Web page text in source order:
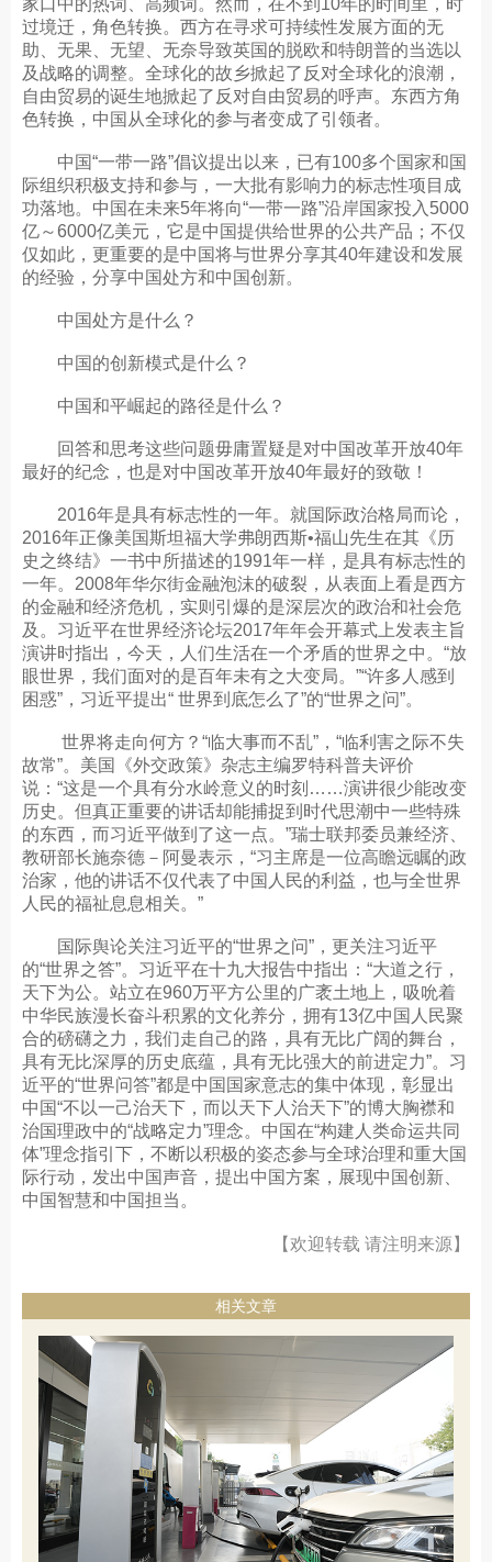
家口中的热词、高频词。然而，在不到10年的时间里，时
过境迁，角色转换。西方在寻求可持续性发展方面的无
助、无果、无望、无奈导致英国的脱欧和特朗普的当选以
及战略的调整。全球化的故乡掀起了反对全球化的浪潮，
自由贸易的诞生地掀起了反对自由贸易的呼声。东西方角
色转换，中国从全球化的参与者变成了引领者。
中国“一带一路”倡议提出以来，已有100多个国家和国
际组织积极支持和参与，一大批有影响力的标志性项目成
功落地。中国在未来5年将向“一带一路”沿岸国家投入5000
亿～6000亿美元，它是中国提供给世界的公共产品；不仅
仅如此，更重要的是中国将与世界分享其40年建设和发展
的经验，分享中国处方和中国创新。
中国处方是什么？
中国的创新模式是什么？
中国和平崛起的路径是什么？
回答和思考这些问题毋庸置疑是对中国改革开放40年
最好的纪念，也是对中国改革开放40年最好的致敬！
2016年是具有标志性的一年。就国际政治格局而论，
2016年正像美国斯坦福大学弗朗西斯•福山先生在其《历
史之终结》一书中所描述的1991年一样，是具有标志性的
一年。2008年华尔街金融泡沫的破裂，从表面上看是西方
的金融和经济危机，实则引爆的是深层次的政治和社会危
及。习近平在世界经济论坛2017年年会开幕式上发表主旨
演讲时指出，今天，人们生活在一个矛盾的世界之中。“放
眼世界，我们面对的是百年未有之大变局。”“许多人感到
困惑”，习近平提出“ 世界到底怎么了”的“世界之问”。
世界将走向何方？“临大事而不乱”，“临利害之际不失
故常”。美国《外交政策》杂志主编罗特科普夫评价
说：“这是一个具有分水岭意义的时刻……演讲很少能改变
历史。但真正重要的讲话却能捕捉到时代思潮中一些特殊
的东西，而习近平做到了这一点。”瑞士联邦委员兼经济、
教研部长施奈德－阿曼表示，“习主席是一位高瞻远瞩的政
治家，他的讲话不仅代表了中国人民的利益，也与全世界
人民的福祉息息相关。”
国际舆论关注习近平的“世界之问”，更关注习近平
的“世界之答”。习近平在十九大报告中指出：“大道之行，
天下为公。站立在960万平方公里的广袤土地上，吸吮着
中华民族漫长奋斗积累的文化养分，拥有13亿中国人民聚
合的磅礴之力，我们走自己的路，具有无比广阔的舞台，
具有无比深厚的历史底蕴，具有无比强大的前进定力”。习
近平的“世界问答”都是中国国家意志的集中体现，彰显出
中国“不以一己治天下，而以天下人治天下”的博大胸襟和
治国理政中的“战略定力”理念。中国在“构建人类命运共同
体”理念指引下，不断以积极的姿态参与全球治理和重大国
际行动，发出中国声音，提出中国方案，展现中国创新、
中国智慧和中国担当。
【欢迎转载 请注明来源】
相关文章